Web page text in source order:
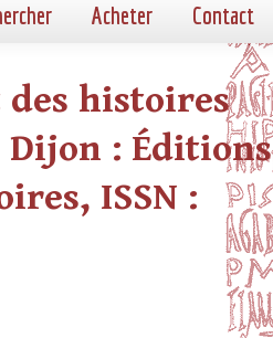
Acheter Contact
des histoires
: Éditions
ISSN :